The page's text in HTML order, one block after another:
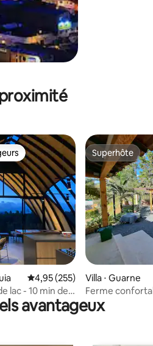
commentaires : 4,85 sur 5
les plus appréciés
Évaluation moyenne sur la
4,95 (255)
lac - 10 min de
Superhôte
Superhôte
Villa ⋅ Guarne
Ferme
de Medellín
avantageux